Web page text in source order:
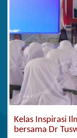
Kelas Inspirasi
bersama Dr